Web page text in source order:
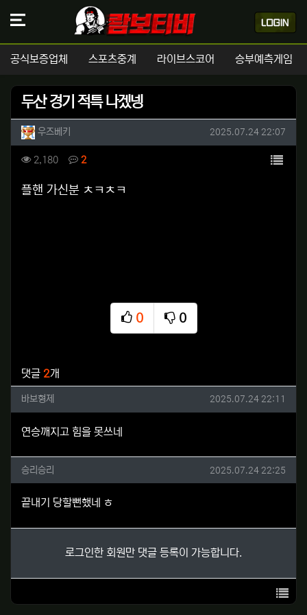
공식보증업체 스포츠중계 라이브스코어 승부예측게임
두산 경기 적특 나겠넹
작성자 정보
우즈베키 작성일
2025.07.24 22:07
컨텐츠 정보
2,180조회 2댓글 목록
본문
플핸 가신분 ㅊㅋㅊㅋ
0
추천
0
비추천
댓글 2개
바보형제님의 댓글
바보형제 작성일
2025.07.24 22:11
연승깨지고 힘을 못쓰네
승리승리님의 댓글
승리승리 작성일
2025.07.24 22:25
끝내기 당할뻔했네 ㅎ
로그인한 회원만 댓글 등록이 가능합니다.
목록